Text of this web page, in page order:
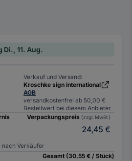
11. Aug.
Verkauf und Versand:
Kroschke sign international
AGB
versandkostenfrei ab 50,00 €
Bestellwert bei diesem Anbieter
Verpackungspreis (zzgl. MwSt.)
24,45 €
Verkäufer
Gesamt (30,55 € / Stück)